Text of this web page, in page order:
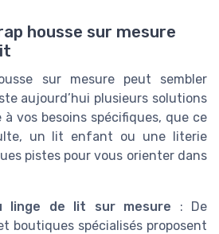
housse sur mesure
sur mesure peut sembler
aujourd’hui plusieurs solutions
vos besoins spécifiques, que ce
un lit enfant ou une literie
pistes pour vous orienter dans
linge de lit sur mesure : De
boutiques spécialisés proposent